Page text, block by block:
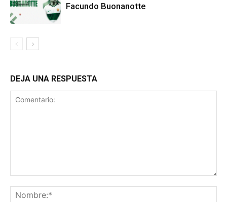
Facundo Buonanotte
DEJA UNA RESPUESTA